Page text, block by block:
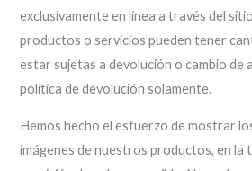
exclusivamente en línea a través del
productos o servicios pueden tener
estar sujetas a devolución o cambio de
política de devolución solamente.
Hemos hecho el esfuerzo de mostrar
imágenes de nuestros productos, en la